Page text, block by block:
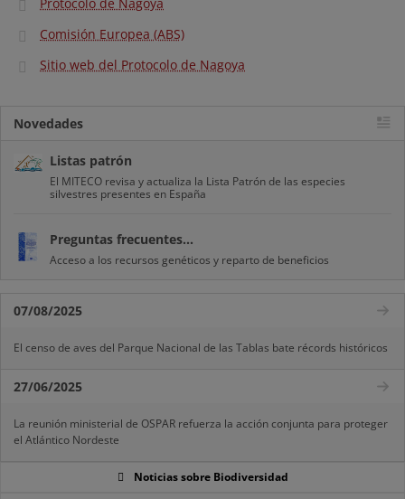
Comisión Europea (ABS)
Sitio web del Protocolo de Nagoya
Novedades
Listas patrón
El MITECO revisa y actualiza la Lista Patrón de las especies
silvestres presentes en España
Preguntas frecuentes...
Acceso a los recursos genéticos y reparto de beneficios
07/08/2025
El censo de aves del Parque Nacional de las Tablas bate récords históricos
27/06/2025
La reunión ministerial de OSPAR refuerza la acción conjunta para proteger
el Atlántico Nordeste
Noticias sobre Biodiversidad